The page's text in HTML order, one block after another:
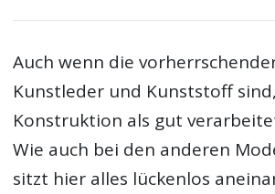
Auch wenn die
Kunstleder und Kunststoff
Konstruktion als gut
Wie auch bei den anderen
sitzt hier alles lückenlos